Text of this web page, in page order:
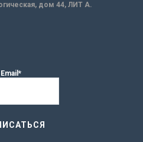
дом 44, ЛИТ А.
Email*